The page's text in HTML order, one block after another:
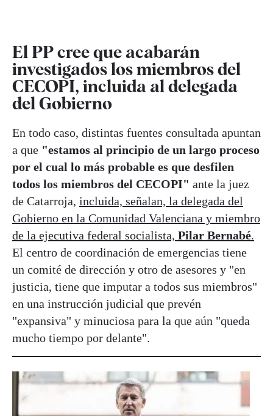
El PP cree que acabarán
investigados los miembros del
CECOPI, incluida al delegada
del Gobierno
En todo caso, distintas fuentes consultada apuntan
a que "estamos al principio de un largo proceso
por el cual lo más probable es que desfilen
todos los miembros del CECOPI" ante la juez
de Catarroja, incluida, señalan, la delegada del
Gobierno en la Comunidad Valenciana y miembro
de la ejecutiva federal socialista, Pilar Bernabé.
El centro de coordinación de emergencias tiene
un comité de dirección y otro de asesores y "en
justicia, tiene que imputar a todos sus miembros"
en una instrucción judicial que prevén
"expansiva" y minuciosa para la que aún "queda
mucho tiempo por delante".